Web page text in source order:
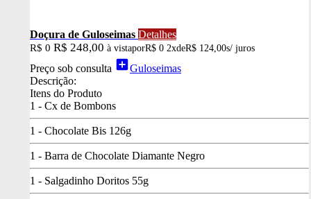
Doçura de Guloseimas Detalhes
R$ 0 R$ 248,00 à vistaporR$ 0 2xdeR$ 124,00s/ juros
Preço sob consulta add_boxGuloseimas
Descrição:
Itens do Produto
1 - Cx de Bombons
1 - Chocolate Bis 126g
1 - Barra de Chocolate Diamante Negro
1 - Salgadinho Doritos 55g